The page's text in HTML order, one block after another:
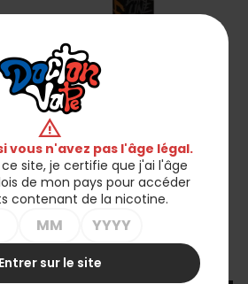
-
Longfill Dark Line 6/60ml -
shopping_cart_off Rupture de stock
en haut
warning
vous n'avez pas l'âge légal.
site, je certifie que j'ai l'âge
de mon pays pour accéder
contenant de la nicotine.
Entrer sur le site